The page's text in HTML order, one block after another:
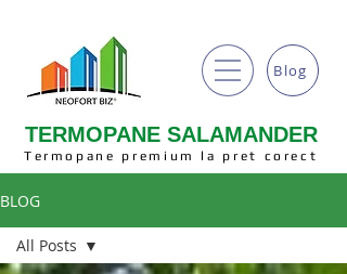
TERMOPANE SALAMANDER
Termopane premium la pret corect
Blog
BLOG
All Posts